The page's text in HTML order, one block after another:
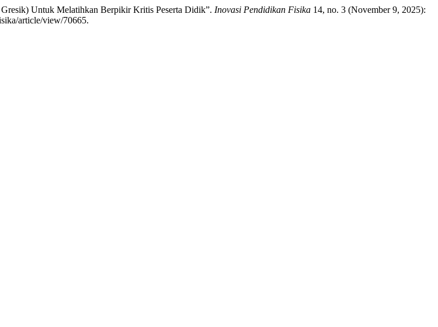
Untuk Melatihkan Berpikir Kritis Peserta Didik”. Inovasi Pendidikan Fisika 14, no. 3 (November 9, 2025):
article/view/70665.